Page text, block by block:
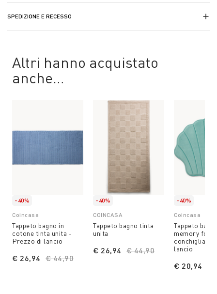
SPEDIZIONE E RECESSO
Altri hanno acquistato
anche…
-40%
Coincasa
Tappeto bagno in
cotone tinta unita -
Prezzo di lancio
Price reduced from
€ 44,90
€ 26,94
-40%
COINCASA
Tappeto bagno tinta
unita
Price reduced from
€ 44,90
€ 26,94
-40%
Coincasa
Tappeto
memory
conchiglia -
lancio
€ 20,94